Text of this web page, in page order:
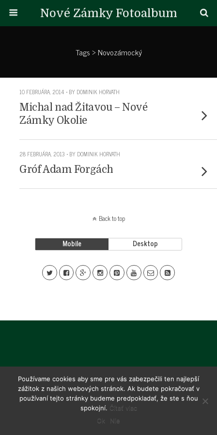
Nové Zámky Fotoalbum
Tags › Novozámocký
10 FEBRUÁRA, 2014 • BY DOMINIK HORVATH
Michal nad Žitavou – Nové
Zámky Okolie
28 FEBRUÁRA, 2013 • BY DOMINIK HORVATH
Gróf Adam Forgách
Back to top
Mobile Desktop
Používame cookies aby sme pre vás zabezpečili ten najlepší
zážitok z našich webových stránok. Ak budete pokračovať v
používaní tejto stránky budeme predpokladať, že ste s ňou
spokojní. Čítať viac
Ok
Nie